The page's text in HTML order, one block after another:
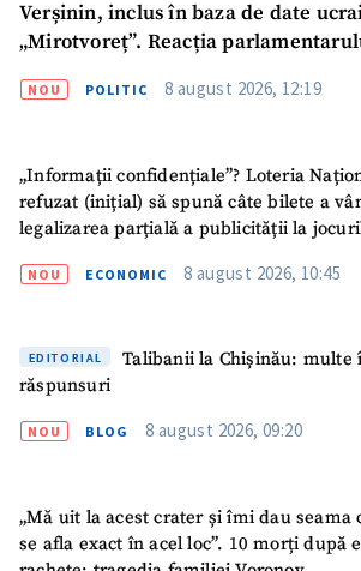
Verșinin, inclus în baza de date
„Mirotvoreț”. Reacția
NOU POLITIC 8 august 2026, 12:19
„Informații confidențiale”? Loteria
refuzat (inițial) să spună câte bilete a
legalizarea parțială a publicității la
NOU ECONOMIC 8 august 2026, 10:45
EDITORIAL
Talibanii la Chișinău:
răspunsuri
NOU BLOG 8 august 2026, 09:20
„Mă uit la acest crater și îmi dau
se afla exact în acel loc”. 10 morți după
ȘTIREA MEA
Titlu știre
+ Adaugă titlu
Mesajul știrei
+ Mesajul știrei